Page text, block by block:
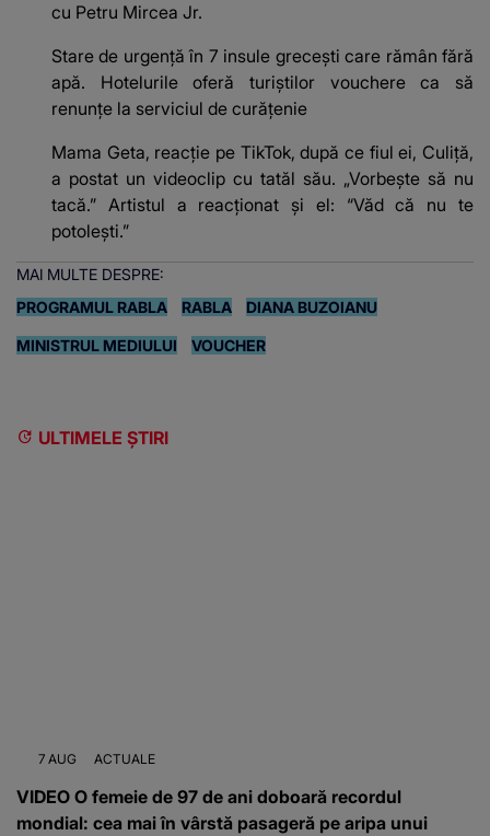
cu Petru Mircea Jr.
Stare de urgență în 7 insule grecești care rămân fără
apă. Hotelurile oferă turiștilor vouchere ca să
renunțe la serviciul de curățenie
Mama Geta, reacție pe TikTok, după ce fiul ei, Culiță,
a postat un videoclip cu tatăl său. „Vorbește să nu
tacă.” Artistul a reacționat și el: “Văd că nu te
potoleşti.”
MAI MULTE DESPRE:
PROGRAMUL RABLA
RABLA DIANA BUZOIANU
MINISTRUL MEDIULUI VOUCHER
ULTIMELE ȘTIRI
7 AUG ACTUALE
VIDEO O femeie de 97 de ani doboară recordul
mondial: cea mai în vârstă pasageră pe aripa unui